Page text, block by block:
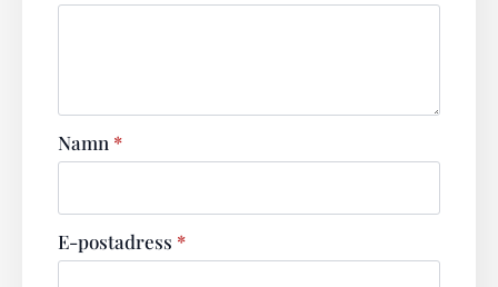
Namn *
E-postadress *